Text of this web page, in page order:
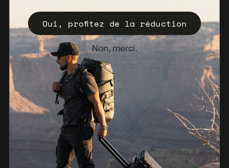
Politique de vente
Bulletin d'information
Pays-Bas (EUR €)
Oui, profitez de la réduction
Non, merci.